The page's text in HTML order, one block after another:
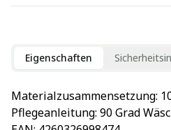
Eigenschaften
Materialzusammensetzung:
Pflegeanleitung: 90 Grad